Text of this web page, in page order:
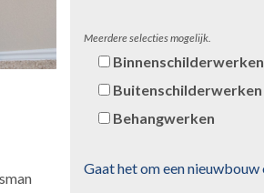
Meerdere selecties mogelijk.
Binnenschilderwerken
Buitenschilderwerken
Behangwerken
Gaat het om een